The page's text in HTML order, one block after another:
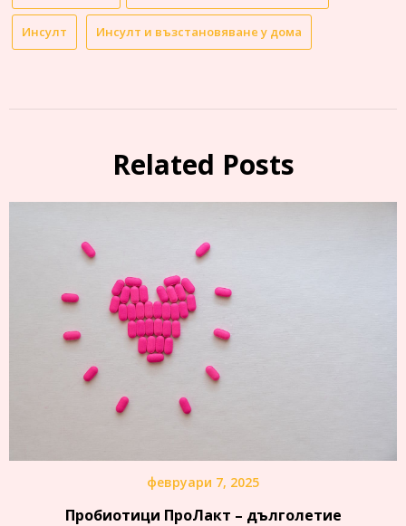
Инсулт Инсулт и възстановяване у дома
Related Posts
февруари 7, 2025
Пробиотици ПроЛакт – дълголетие